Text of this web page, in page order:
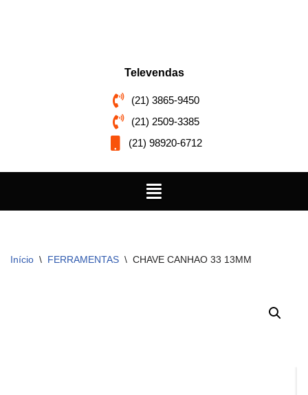
Televendas
(21) 3865-9450
(21) 2509-3385
(21) 98920-6712
Início \ FERRAMENTAS \ CHAVE CANHAO 33 13MM